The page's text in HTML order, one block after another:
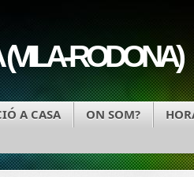
RODONA)
A CASA ON SOM?